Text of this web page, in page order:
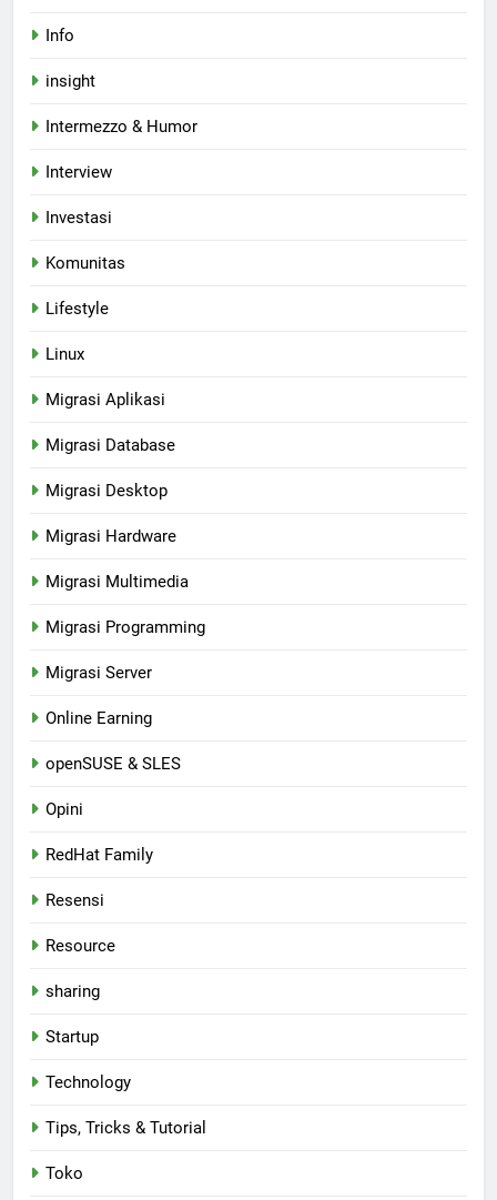
Info
insight
Intermezzo & Humor
Interview
Investasi
Komunitas
Lifestyle
Linux
Migrasi Aplikasi
Migrasi Database
Migrasi Desktop
Migrasi Hardware
Migrasi Multimedia
Migrasi Programming
Migrasi Server
Online Earning
openSUSE & SLES
Opini
RedHat Family
Resensi
Resource
sharing
Startup
Technology
Tips, Tricks & Tutorial
Toko